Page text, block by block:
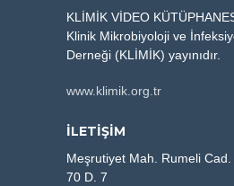
KLİMİK VİDEO
Klinik Mikrobiyoloji ve
Derneği (KLİMİK) yayınıdır.
www.klimik.org.tr
İLETİŞİM
Meşrutiyet Mah. Rumeli Cad.
70 D. 7